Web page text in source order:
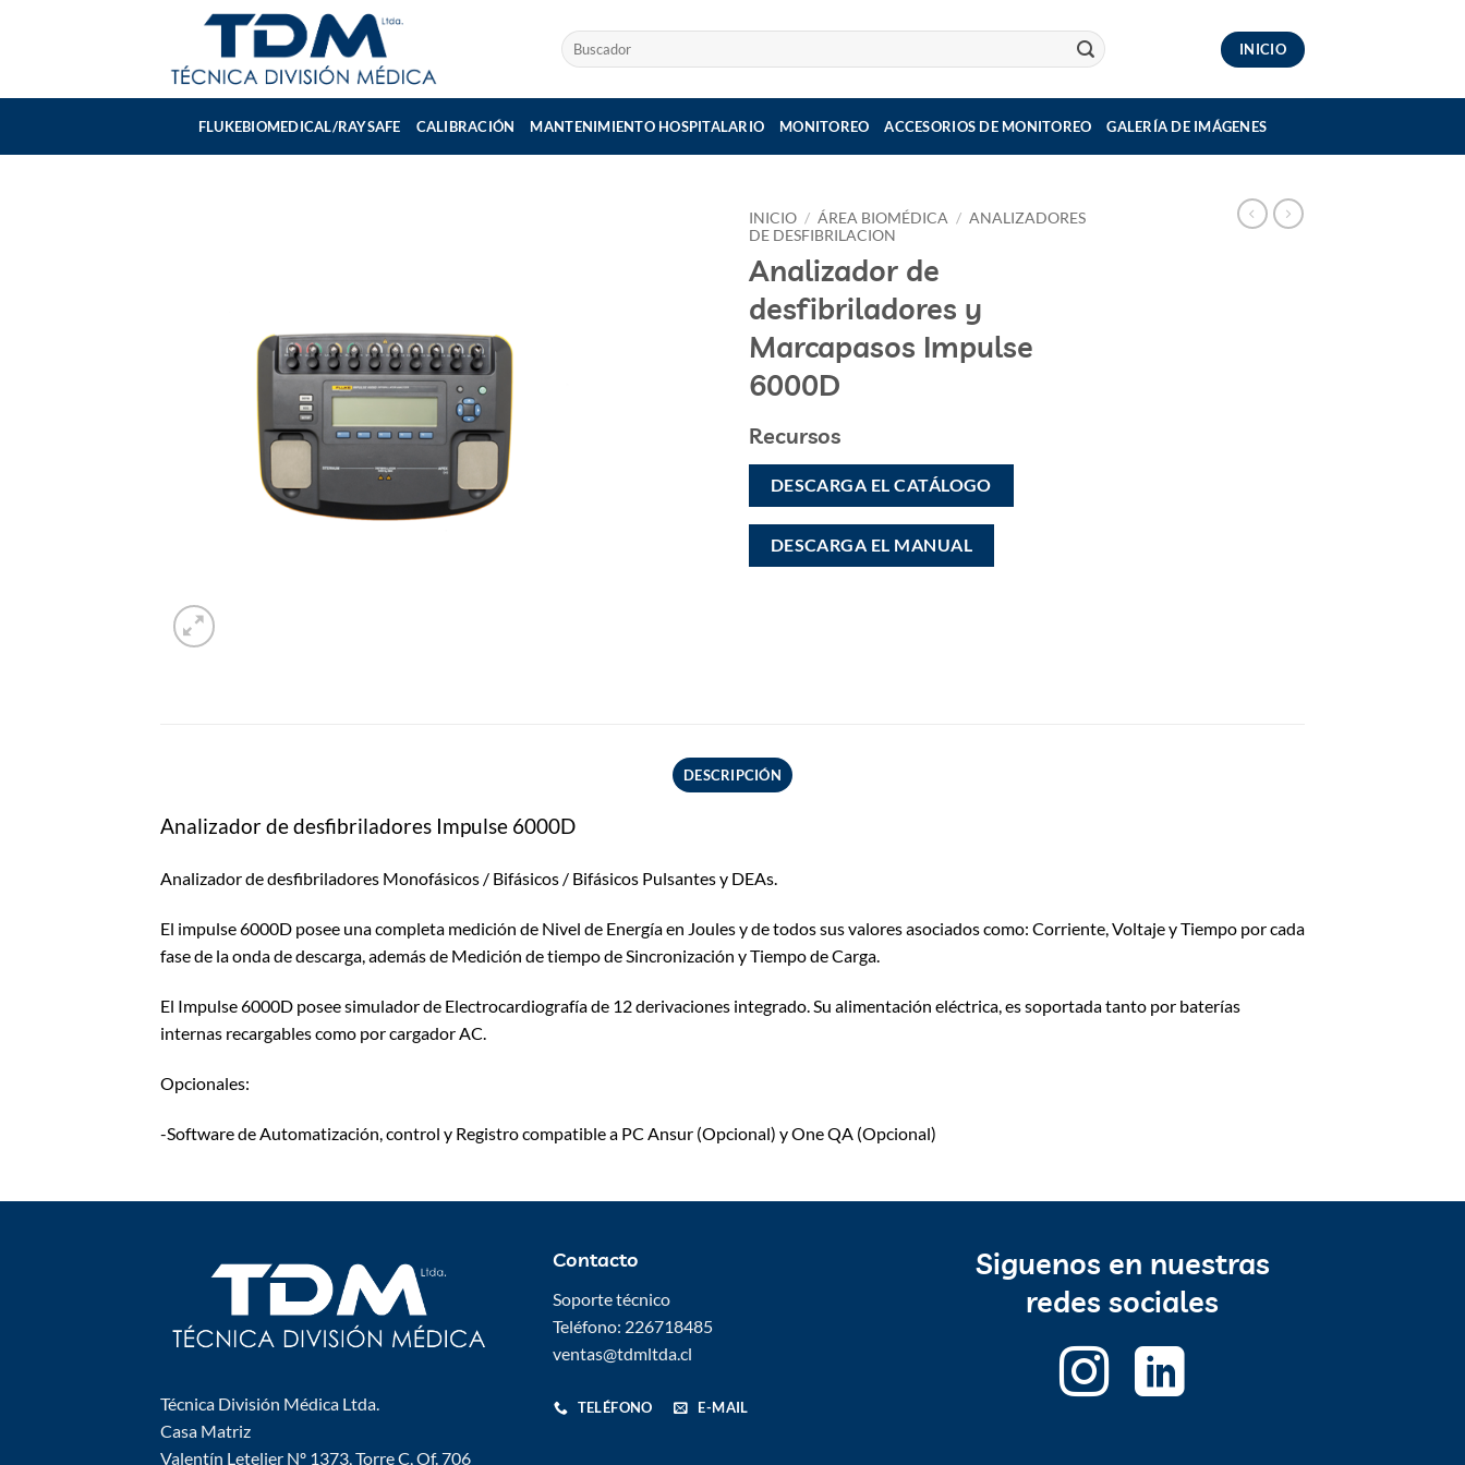
Buscar
por:
INICIO
FLUKEBIOMEDICAL/RAYSAFE CALIBRACIÓN MANTENIMIENTO HOSPITALARIO MONITOREO ACCESORIOS DE MONITOREO GALERÍA DE IMÁGENES
INICIO / ÁREA BIOMÉDICA / ANALIZADORES
DE DESFIBRILACION
Analizador de
desfibriladores y
Marcapasos Impulse
6000D
Recursos
DESCARGA EL CATÁLOGO
DESCARGA EL MANUAL
DESCRIPCIÓN
Analizador de desfibriladores Impulse 6000D
Analizador de desfibriladores Monofásicos / Bifásicos / Bifásicos Pulsantes y DEAs.
El impulse 6000D posee una completa medición de Nivel de Energía en Joules y de todos sus valores asociados como: Corriente, Voltaje y Tiempo por cada
fase de la onda de descarga, además de Medición de tiempo de Sincronización y Tiempo de Carga.
El Impulse 6000D posee simulador de Electrocardiografía de 12 derivaciones integrado. Su alimentación eléctrica, es soportada tanto por baterías
internas recargables como por cargador AC.
Opcionales:
-Software de Automatización, control y Registro compatible a PC Ansur (Opcional) y One QA (Opcional)
Técnica División Médica Ltda.
Casa Matriz
Valentín Letelier Nº 1373, Torre C, Of. 706
Contacto
Soporte técnico
Teléfono: 226718485
ventas@tdmltda.cl
TELÉFONO E-MAIL
Siguenos en nuestras
redes sociales